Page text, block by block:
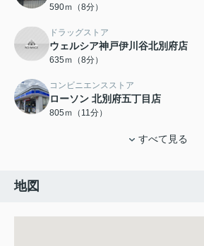
590ｍ（8分）
ドラッグストア
ウェルシア神戸伊川谷北別府店
635ｍ（8分）
コンビニエンスストア
ローソン 北別府五丁目店
805ｍ（11分）
すべて見る
地図